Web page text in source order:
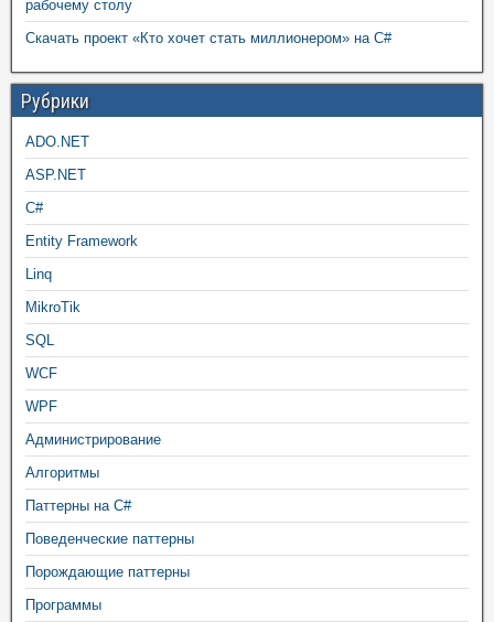
рабочему столу
Скачать проект «Кто хочет стать миллионером» на C#
Рубрики
ADO.NET
ASP.NET
C#
Entity Framework
Linq
MikroTik
SQL
WCF
WPF
Администрирование
Алгоритмы
Паттерны на C#
Поведенческие паттерны
Порождающие паттерны
Программы